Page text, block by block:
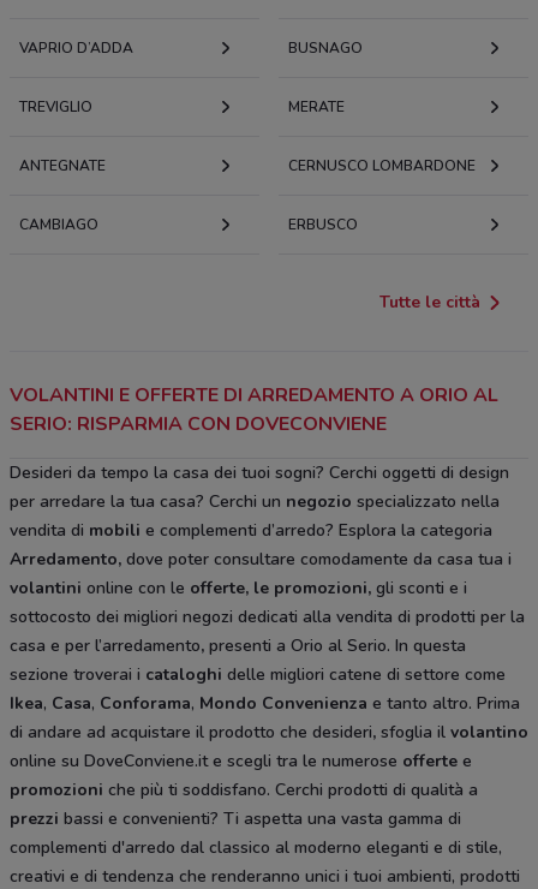
VAPRIO D’ADDA BUSNAGO
TREVIGLIO MERATE
ANTEGNATE CERNUSCO LOMBARDONE
CAMBIAGO ERBUSCO
Tutte le città
VOLANTINI E OFFERTE DI ARREDAMENTO A ORIO AL
SERIO: RISPARMIA CON DOVECONVIENE
Desideri da tempo la casa dei tuoi sogni? Cerchi oggetti di design
per arredare la tua casa? Cerchi un negozio specializzato nella
vendita di mobili e complementi d’arredo? Esplora la categoria
Arredamento, dove poter consultare comodamente da casa tua i
volantini online con le offerte, le promozioni, gli sconti e i
sottocosto dei migliori negozi dedicati alla vendita di prodotti per la
casa e per l’arredamento, presenti a Orio al Serio. In questa
sezione troverai i cataloghi delle migliori catene di settore come
Ikea, Casa, Conforama, Mondo Convenienza e tanto altro. Prima
di andare ad acquistare il prodotto che desideri, sfoglia il volantino
online su DoveConviene.it e scegli tra le numerose offerte e
promozioni che più ti soddisfano. Cerchi prodotti di qualità a
prezzi bassi e convenienti? Ti aspetta una vasta gamma di
complementi d'arredo dal classico al moderno eleganti e di stile,
creativi e di tendenza che renderanno unici i tuoi ambienti, prodotti